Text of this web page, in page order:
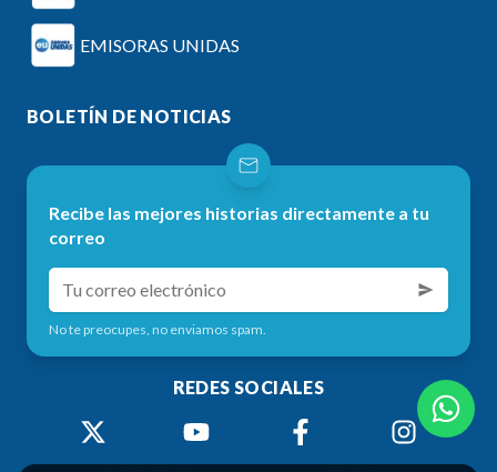
EMISORAS UNIDAS
BOLETÍN DE NOTICIAS
Recibe las mejores historias directamente a tu
correo
No te preocupes, no enviamos spam.
REDES SOCIALES